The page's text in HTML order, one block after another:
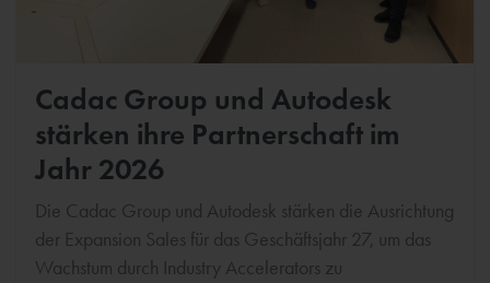
Cadac Group und Autodesk
stärken ihre Partnerschaft im
Jahr 2026
Die Cadac Group und Autodesk stärken die Ausrichtung
der Expansion Sales für das Geschäftsjahr 27, um das
Wachstum durch Industry Accelerators zu